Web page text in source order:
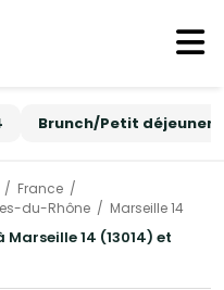
Brunch/Petit déjeuner
France
du-Rhône Marseille 14
14 (13014) et